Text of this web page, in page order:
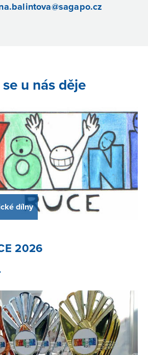
se u nás děje
dílny
2026